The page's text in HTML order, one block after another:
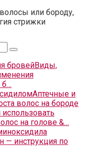
или бороду,
стрижки
Виды,
б…
Аптечные и
волос на бороде
на голове &…
— инструкция по